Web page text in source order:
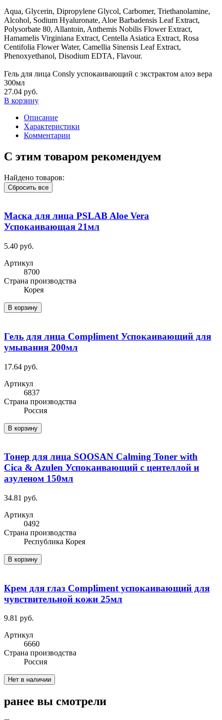
Aqua, Glycerin, Dipropylene Glycol, Carbomer, Triethanolamine,
Alcohol, Sodium Hyaluronate, Aloe Barbadensis Leaf Extract,
Polysorbate 80, Allantoin, Anthemis Nobilis Flower Extract,
Hamamelis Virginiana Extract, Centella Asiatica Extract, Rosa
Centifolia Flower Water, Camellia Sinensis Leaf Extract,
Phenoxyethanol, Disodium EDTA, Flavour.
Гель для лица Consly успокаивающий с экстрактом алоэ вера
300мл
27.04 руб.
В корзину
Описание
Характеристики
Комментарии
С этим товаром рекомендуем
Найдено товаров:
Сбросить все
Маска для лица PSLAB Aloe Vera
Успокаивающая 21мл
5.40 руб.
Артикул
8700
Cтрана производства
Корея
В корзину
Гель для лица Compliment Успокаивающий для
умывания 200мл
17.64 руб.
Артикул
6837
Cтрана производства
Россия
В корзину
Тонер для лица SOOSAN Calming Toner with
Cica & Azulen Успокаивающий с центеллой и
азуленом 150мл
34.81 руб.
Артикул
0492
Cтрана производства
Республика Корея
В корзину
Крем для глаз Compliment успокаивающий для
чувствительной кожи 25мл
9.81 руб.
Артикул
6660
Cтрана производства
Россия
Нет в наличии
ранее вы смотрели